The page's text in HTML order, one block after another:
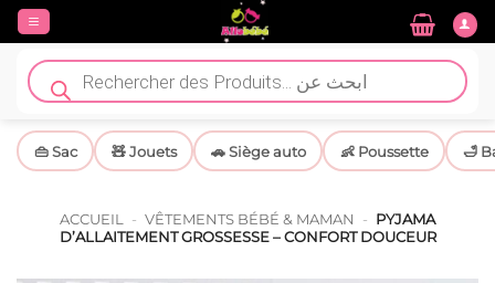
Passer
contenu
Recherche
de
produits
👜 Sac 🧸 Jouets 🚗 Siège auto 👶 Poussette 🛁
ACCUEIL - VÊTEMENTS BÉBÉ & MAMAN - PYJAMA
D’ALLAITEMENT GROSSESSE – CONFORT DOUCEUR